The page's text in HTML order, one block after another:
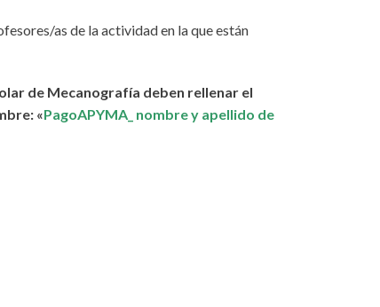
as de la actividad en la que están
de Mecanografía deben rellenar el
«PagoAPYMA_ nombre y apellido de